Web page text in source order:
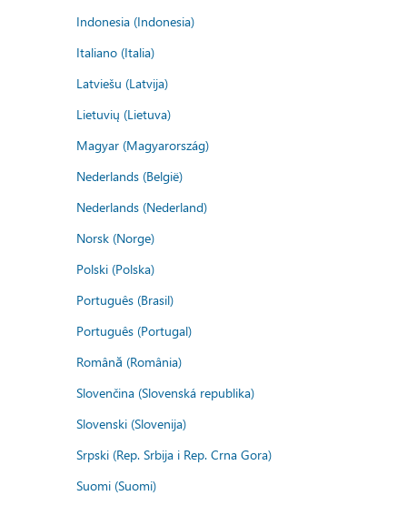
Indonesia (Indonesia)
Italiano (Italia)
Latviešu (Latvija)
Lietuvių (Lietuva)
Magyar (Magyarország)
Nederlands (België)
Nederlands (Nederland)
Norsk (Norge)
Polski (Polska)
Português (Brasil)
Português (Portugal)
Română (România)
Slovenčina (Slovenská republika)
Slovenski (Slovenija)
Srpski (Rep. Srbija i Rep. Crna Gora)
Suomi (Suomi)